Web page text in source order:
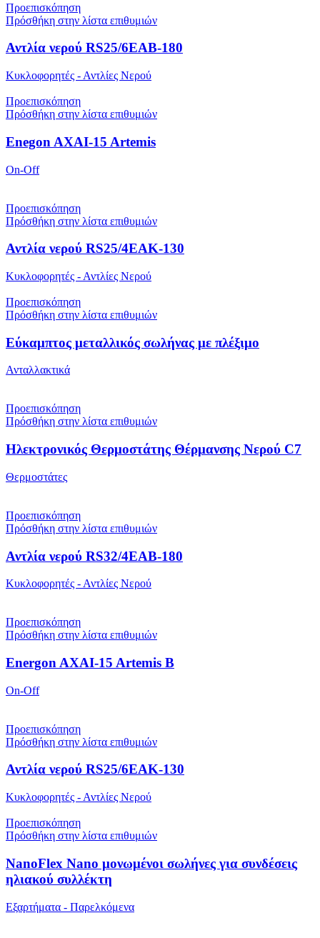
Προεπισκόπηση
Πρόσθήκη στην λίστα επιθυμιών
Αντλία νερού RS25/6EAB-180
Κυκλοφορητές - Αντλίες Νερού
Προεπισκόπηση
Πρόσθήκη στην λίστα επιθυμιών
Enegon AXAI-15 Artemis
On-Off
Προεπισκόπηση
Πρόσθήκη στην λίστα επιθυμιών
Αντλία νερού RS25/4EAK-130
Κυκλοφορητές - Αντλίες Νερού
Προεπισκόπηση
Πρόσθήκη στην λίστα επιθυμιών
Εύκαμπτος μεταλλικός σωλήνας με πλέξιμο
Ανταλλακτικά
Προεπισκόπηση
Πρόσθήκη στην λίστα επιθυμιών
Ηλεκτρονικός Θερμοστάτης Θέρμανσης Νερού C7
Θερμοστάτες
Προεπισκόπηση
Πρόσθήκη στην λίστα επιθυμιών
Αντλία νερού RS32/4EAB-180
Κυκλοφορητές - Αντλίες Νερού
Προεπισκόπηση
Πρόσθήκη στην λίστα επιθυμιών
Energon AXAI-15 Artemis B
On-Off
Προεπισκόπηση
Πρόσθήκη στην λίστα επιθυμιών
Αντλία νερού RS25/6EAK-130
Κυκλοφορητές - Αντλίες Νερού
Προεπισκόπηση
Πρόσθήκη στην λίστα επιθυμιών
NanoFlex Nano μονωμένοι σωλήνες για συνδέσεις
ηλιακού συλλέκτη
Εξαρτήματα - Παρελκόμενα